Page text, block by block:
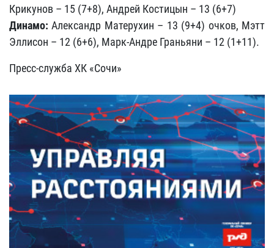
Крикунов – 15 (7+8), Андрей Костицын – 13 (6+7)
Динамо:Александр Матерухин – 13 (9+4) очков, Мэтт
Эллисон – 12 (6+6), Марк-Андре Граньяни – 12 (1+11).
Пресс-служба ХК «Сочи»